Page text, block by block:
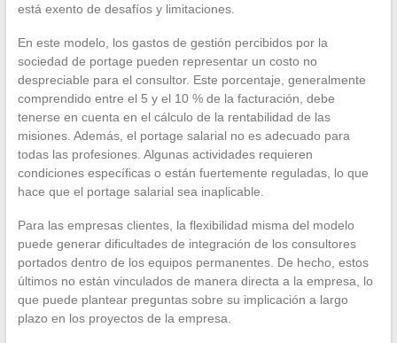
está exento de desafíos y limitaciones.
En este modelo, los gastos de gestión percibidos por la
sociedad de portage pueden representar un costo no
despreciable para el consultor. Este porcentaje, generalmente
comprendido entre el 5 y el 10 % de la facturación, debe
tenerse en cuenta en el cálculo de la rentabilidad de las
misiones. Además, el portage salarial no es adecuado para
todas las profesiones. Algunas actividades requieren
condiciones específicas o están fuertemente reguladas, lo que
hace que el portage salarial sea inaplicable.
Para las empresas clientes, la flexibilidad misma del modelo
puede generar dificultades de integración de los consultores
portados dentro de los equipos permanentes. De hecho, estos
últimos no están vinculados de manera directa a la empresa, lo
que puede plantear preguntas sobre su implicación a largo
plazo en los proyectos de la empresa.